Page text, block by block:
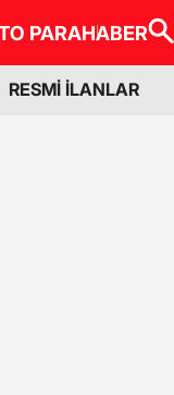
PARAHABER
RESMİ İLANLAR